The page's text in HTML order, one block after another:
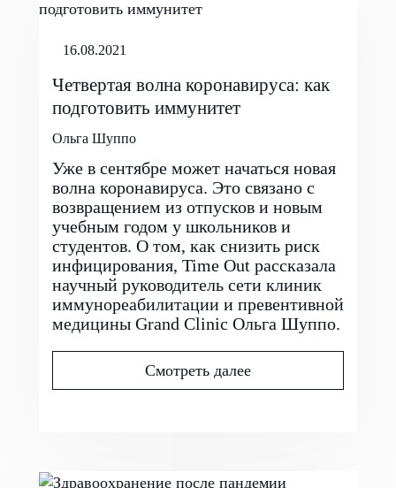
16.08.2021
Четвертая волна коронавируса: как
подготовить иммунитет
Ольга Шуппо
Уже в сентябре может начаться новая
волна коронавируса. Это связано с
возвращением из отпусков и новым
учебным годом у школьников и
студентов. О том, как снизить риск
инфицирования, Time Out рассказала
научный руководитель сети клиник
иммунореабилитации и превентивной
медицины Grand Clinic Ольга Шуппо.
Смотреть далее